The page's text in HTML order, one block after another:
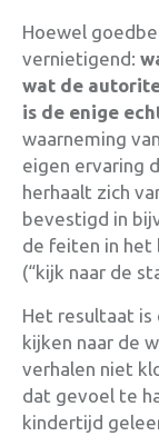
Hoewel
vernietigend:
wat de
is de enige
waarneming
eigen ervaring
herhaalt zich
bevestigd in
de feiten in het
(“kijk naar de
Het resultaat is
kijken naar de
verhalen niet
dat gevoel te
kindertijd